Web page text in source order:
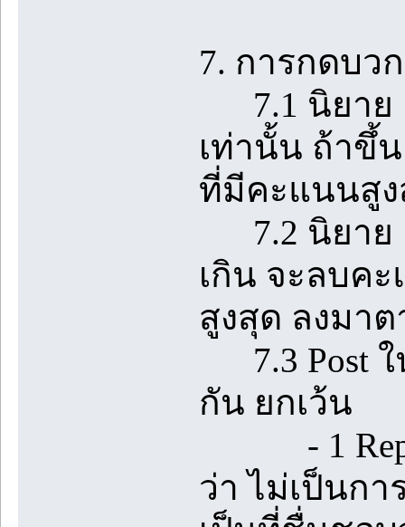
7. การกดบว
7.1 นิยาย
เท่านั้น ถ้าขึ้
ที่มีคะแนนสู
7.2 นิยาย 1
เกิน จะลบค
สูงสุด ลงมา
7.3 Post ใ
กัน ยกเว้น
- 1 Reply
ว่า ไม่เป็นก